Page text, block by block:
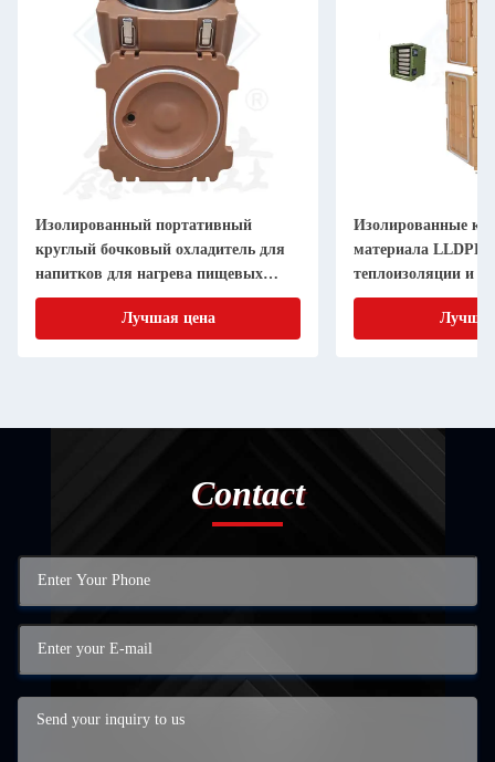
Изолированный портативный
круглый бочковый охладитель для
напитков для нагрева пищевых
продуктов
Лучшая цена
Изолированные
материала LLDPE
теплоизоляции и
продуктов питания
Contact